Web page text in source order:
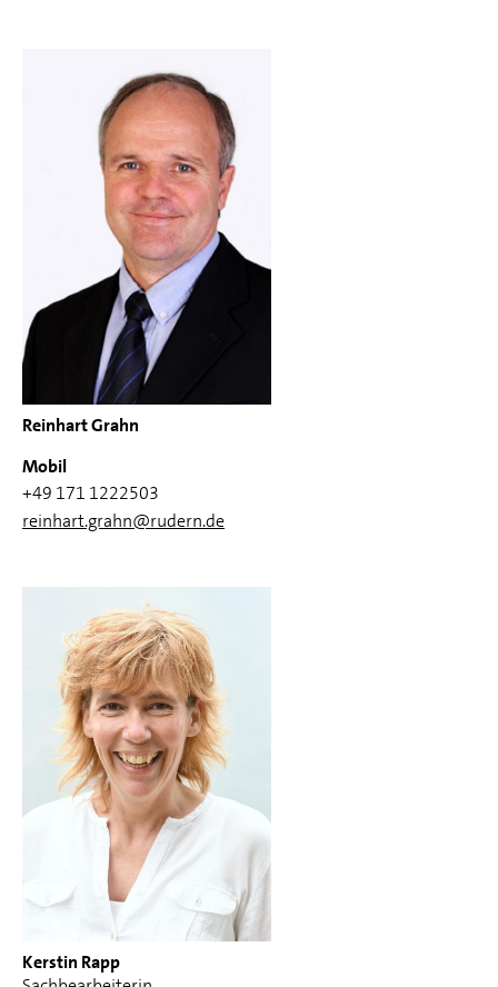
Reinhart Grahn
Mobil
+49 171 1222503
reinhart.grahn@rudern.de
Kerstin Rapp